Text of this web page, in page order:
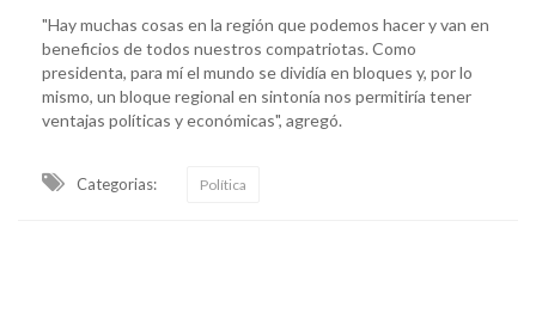
"Hay muchas cosas en la región que podemos hacer y van en
beneficios de todos nuestros compatriotas. Como
presidenta, para mí el mundo se dividía en bloques y, por lo
mismo, un bloque regional en sintonía nos permitiría tener
ventajas políticas y económicas", agregó.
Categorias: Política